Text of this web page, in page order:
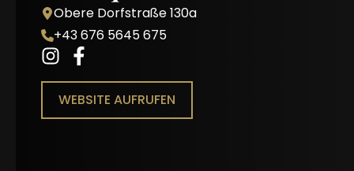
Obere Dorfstraße 130a
+43 676 5645 675
WEBSITE AUFRUFEN